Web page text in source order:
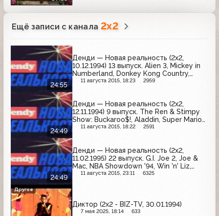
Ещё записи с канала 2x2
24:55
Денди — Новая реальность (2х2,
10.12.1994) 13 выпуск. Alien 3, Mickey in
Numberland, Donkey Kong Country,
Super Street Fighter II, Super Ghouls &
11 августа 2015, 18:23 2959
24:49
Денди — Новая реальность (2х2,
12.11.1994) 9 выпуск. The Ren & Stimpy
Show: Buckaroo$!, Aladdin, Super Mario
All Stars
11 августа 2015, 18:22 2591
24:49
Денди — Новая реальность (2х2,
11.02.1995) 22 выпуск. G.I. Joe 2, Joe &
Mac, NBA Showdown '94, Win 'n' Liz,
Mickey Mania, The Lion King, Earthworm
11 августа 2015, 23:11 6325
Диктор (2x2 - BIZ-TV, 30.01.1994)
7 мая 2025, 18:14 633
Другое